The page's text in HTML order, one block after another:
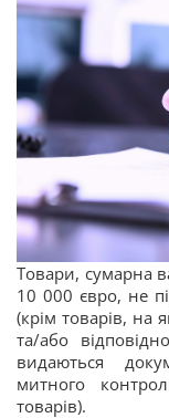
Товари, сумарна
10 000 євро, не
(крім товарів, на
та/або
видаються
митного
товарів).